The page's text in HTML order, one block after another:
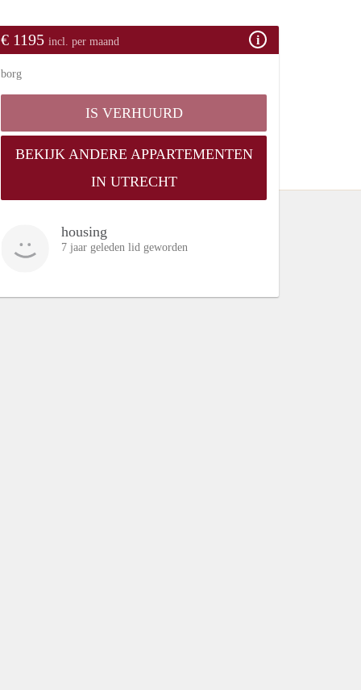
€ 1195 incl. per maand
borg
IS VERHUURD
BEKIJK ANDERE APPARTEMENTEN
IN UTRECHT
housing
7 jaar geleden lid geworden